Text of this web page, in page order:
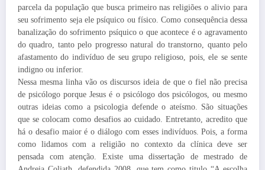
parcela da população que busca primeiro nas religiões o alivio para
seu sofrimento seja ele psíquico ou físico. Como consequência dessa
banalização do sofrimento psíquico o que acontece é o agravamento
do quadro, tanto pelo progresso natural do transtorno, quanto pelo
afastamento do indivíduo de seu grupo religioso, pois, ele se sente
indigno ou inferior.
Nessa mesma linha vão os discursos ideia de que o fiel não precisa
de psicólogo porque Jesus é o psicólogo dos psicólogos, ou mesmo
outras ideias como a psicologia defende o ateísmo. São situações
que se colocam como desafios ao cuidado. Entretanto, acredito que
há o desafio maior é o diálogo com esses indivíduos. Pois, a forma
como lidamos com a religião no contexto da clínica deve ser
pensada com atenção. Existe uma dissertação de mestrado de